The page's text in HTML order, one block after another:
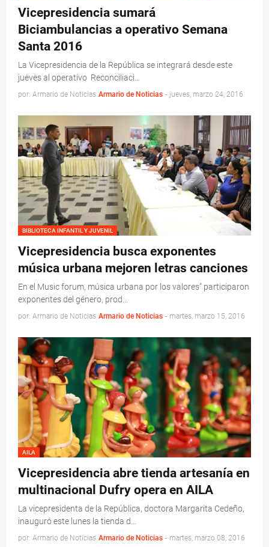
Vicepresidencia sumará
Biciambulancias a operativo Semana
Santa 2016
La Vicepresidencia de la República se integrará desde este
jueves al operativo Reconciliaci…
por: Armario de Noticias Armario de Noticias - jueves, marzo 24, 2016
BIBLIOTECA INFANTIL Y JUVENIL
Vicepresidencia busca exponentes
música urbana mejoren letras canciones
En el Music forum, música urbana por los valores” participaron
exponentes del género, prod…
por: Armario de Noticias Armario de Noticias - martes, marzo 15, 2016
AILA
Vicepresidencia abre tienda artesanía en
multinacional Dufry opera en AILA
La vicepresidenta de la República, doctora Margarita Cedeño,
inauguró este lunes la tienda d…
por: Armario de Noticias Armario de Noticias - martes, marzo 08, 2016